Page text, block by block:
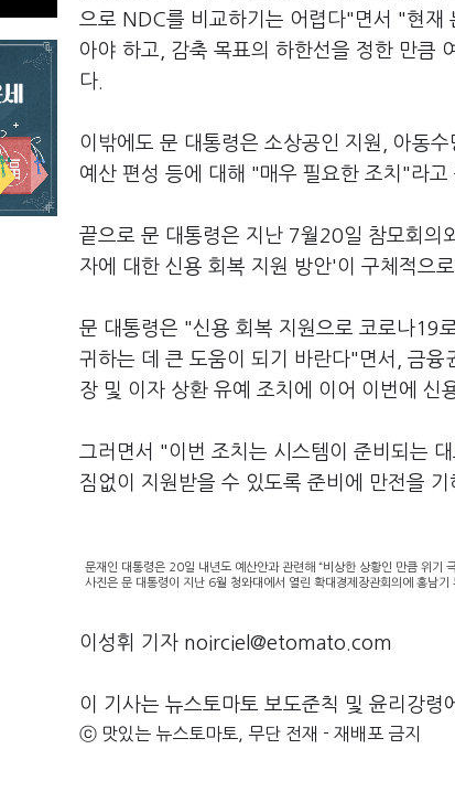
으로 NDC를 비교하기는 어렵다"면서 "현재
아야 하고, 감축 목표의 하한선을 정한 만큼
다.
이밖에도 문 대통령은 소상공인 지원, 아동
예산 편성 등에 대해 "매우 필요한 조치"라고
끝으로 문 대통령은 지난 7월20일 참모회의
자에 대한 신용 회복 지원 방안'이 구체적으
문 대통령은 "신용 회복 지원으로 코로나19
귀하는 데 큰 도움이 되기 바란다"면서, 금
장 및 이자 상환 유예 조치에 이어 이번에 신
그러면서 "이번 조치는 시스템이 준비되는
짐없이 지원받을 수 있도록 준비에 만전을 기
문재인 대통령은 20일 내년도 예산안과 관련해 “비상한 상황인 만큼 위기
사진은 문 대통령이 지난 6월 청와대에서 열린 확대경제장관회의에 홍남
이성휘 기자 noirciel@etomato.com
이 기사는 뉴스토마토 보도준칙 및 윤리강령
ⓒ 맛있는 뉴스토마토, 무단 전재 - 재배포 금지